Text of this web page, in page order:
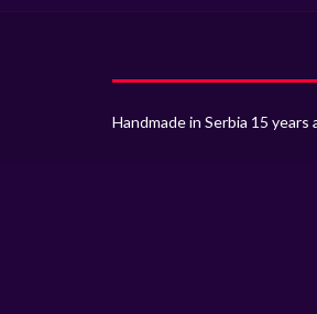
Handmade in Serbia 15